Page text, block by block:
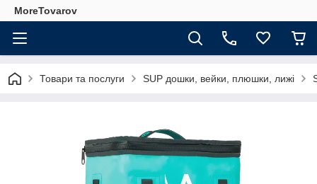
MoreTovarov
Товари та послуги SUP дошки, вейки, плюшки, лижі